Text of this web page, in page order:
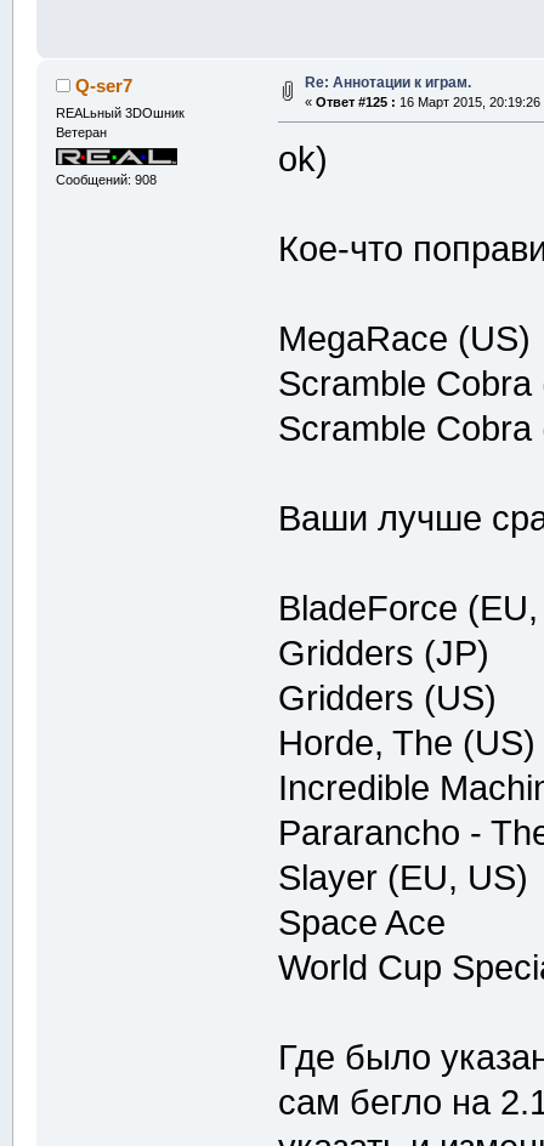
Q-ser7
REALьный 3DOшник
Ветеран
Сообщений: 908
Re: Аннотации к играм.
« Ответ #125 : 16 Март 2015, 20:19:26
ok)
Кое-что
MegaRace (US)
Scramble Cobra
Scramble Cobra
Ваши лучше
BladeForce
Gridders (JP)
Gridders (US)
Horde, The
Incredible
Pararancho -
Slayer (EU, US)
Space Ace
World Cup
Где было
сам бегло на